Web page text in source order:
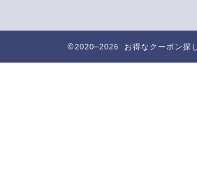
2020–2026 お得なクーポン探